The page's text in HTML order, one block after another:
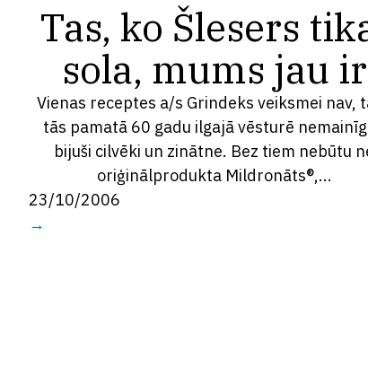
Tas, ko Šlesers
sola, mums jau ir
Vienas receptes a/s Grindeks veiksmei nav,
tās pamatā 60 gadu ilgajā vēsturē
bijuši cilvēki un zinātne. Bez tiem nebūtu
oriģinālprodukta Mildronāts®,...
23/10/2006
→